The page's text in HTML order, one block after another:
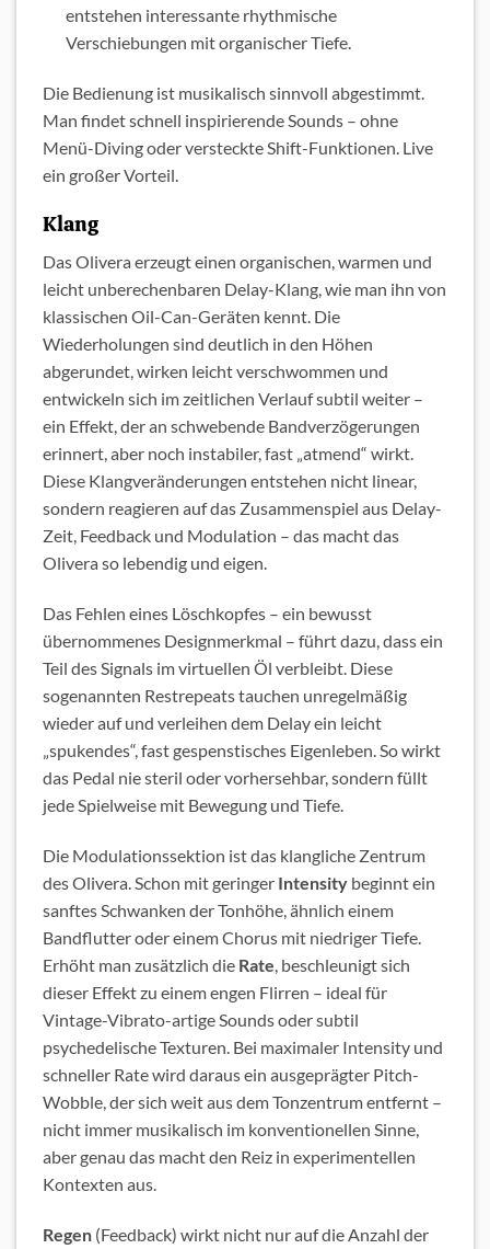
entstehen interessante rhythmische
Verschiebungen mit organischer Tiefe.
Die Bedienung ist musikalisch sinnvoll abgestimmt.
Man findet schnell inspirierende Sounds – ohne
Menü-Diving oder versteckte Shift-Funktionen. Live
ein großer Vorteil.
Klang
Das Olivera erzeugt einen organischen, warmen und
leicht unberechenbaren Delay-Klang, wie man ihn von
klassischen Oil-Can-Geräten kennt. Die
Wiederholungen sind deutlich in den Höhen
abgerundet, wirken leicht verschwommen und
entwickeln sich im zeitlichen Verlauf subtil weiter –
ein Effekt, der an schwebende Bandverzögerungen
erinnert, aber noch instabiler, fast „atmend“ wirkt.
Diese Klangveränderungen entstehen nicht linear,
sondern reagieren auf das Zusammenspiel aus Delay-
Zeit, Feedback und Modulation – das macht das
Olivera so lebendig und eigen.
Das Fehlen eines Löschkopfes – ein bewusst
übernommenes Designmerkmal – führt dazu, dass ein
Teil des Signals im virtuellen Öl verbleibt. Diese
sogenannten Restrepeats tauchen unregelmäßig
wieder auf und verleihen dem Delay ein leicht
„spukendes“, fast gespenstisches Eigenleben. So wirkt
das Pedal nie steril oder vorhersehbar, sondern füllt
jede Spielweise mit Bewegung und Tiefe.
Die Modulationssektion ist das klangliche Zentrum
des Olivera. Schon mit geringer Intensity beginnt ein
sanftes Schwanken der Tonhöhe, ähnlich einem
Bandflutter oder einem Chorus mit niedriger Tiefe.
Erhöht man zusätzlich die Rate, beschleunigt sich
dieser Effekt zu einem engen Flirren – ideal für
Vintage-Vibrato-artige Sounds oder subtil
psychedelische Texturen. Bei maximaler Intensity und
schneller Rate wird daraus ein ausgeprägter Pitch-
Wobble, der sich weit aus dem Tonzentrum entfernt –
nicht immer musikalisch im konventionellen Sinne,
aber genau das macht den Reiz in experimentellen
Kontexten aus.
Regen (Feedback) wirkt nicht nur auf die Anzahl der